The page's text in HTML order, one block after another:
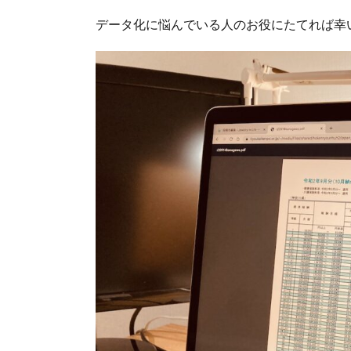
データ化に悩んでいる人のお役にたてれば幸